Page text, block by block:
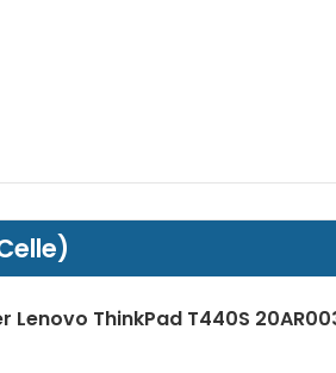
ThinkPad T440S